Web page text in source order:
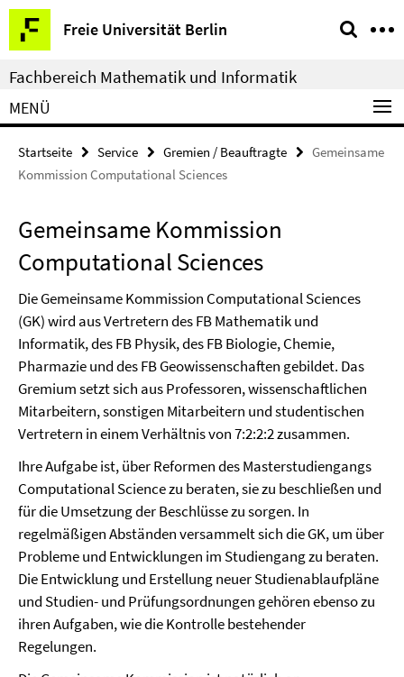
Springe
direkt
zu
Inhalt
Freie Universität Berlin
Service-
Navigation
Fachbereich Mathematik und Informatik
MENÜ
Startseite Service Gremien / Beauftragte
Gemeinsame
Kommission Computational Sciences
Gemeinsame Kommission
Computational Sciences
Die Gemeinsame Kommission Computational Sciences
(GK) wird aus Vertretern des FB Mathematik und
Informatik, des FB Physik, des FB Biologie, Chemie,
Pharmazie und des FB Geowissenschaften gebildet. Das
Gremium setzt sich aus Professoren, wissenschaftlichen
Mitarbeitern, sonstigen Mitarbeitern und studentischen
Vertretern in einem Verhältnis von 7:2:2:2 zusammen.
Ihre Aufgabe ist, über Reformen des Masterstudiengangs
Computational Science zu beraten, sie zu beschließen und
für die Umsetzung der Beschlüsse zu sorgen. In
regelmäßigen Abständen versammelt sich die GK, um über
Probleme und Entwicklungen im Studiengang zu beraten.
Die Entwicklung und Erstellung neuer Studienablaufpläne
und Studien- und Prüfungsordnungen gehören ebenso zu
ihren Aufgaben, wie die Kontrolle bestehender
Regelungen.